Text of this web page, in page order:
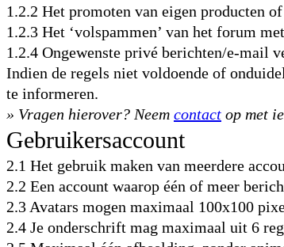
1.2.2 Het promoten van eigen producten
1.2.3 Het ‘volspammen’ van het forum
1.2.4 Ongewenste privé berichten/e-mail
Indien de regels niet voldoende of
te informeren.
» Vragen hierover? Neem contact op met
Gebruikersaccount
2.1 Het gebruik maken van meerdere
2.2 Een account waarop één of meer
2.3 Avatars mogen maximaal 100x100
2.4 Je onderschrift mag maximaal uit 6